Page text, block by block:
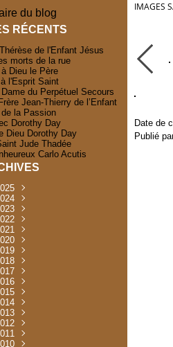
du blog
RÉCENTS
de l'Enfant Jésus
morts de la rue
Dieu le Père
l'Esprit Saint
du Perpétuel Secours
Jean-Thierry de l’Enfant
la Passion
Dorothy Day
Dieu Dorothy Day
Jude Thadée
Carlo Acutis
(1)
Mai
(1)
Avril
(1)
(1)
Août
(1)
Mai
(8)
Avril
(2)
Mars
(1)
(1)
(2)
Juin
(29)
Mai (31)
Avril
(2)
(33)
(32)
Juin
(1)
Mai (35)
(31)
(32)
(2)
(30)
(30)
(30)
(2)
Mai (30)
Avril
(3)
(17)
Mai (30)
(13)
Mars
(1)
Mai (30)
Avril
(5)
(31)
(3)
Août
(2)
Juin
(5)
Mai (30)
(31)
Mars
(3)
(30)
(33)
Juin
(4)
Mai (32)
Août
(2)
Juin
(4)
Août
(4)
Août
(3)
(6)
Juin
(31)
IMAGES
Date de
Publié